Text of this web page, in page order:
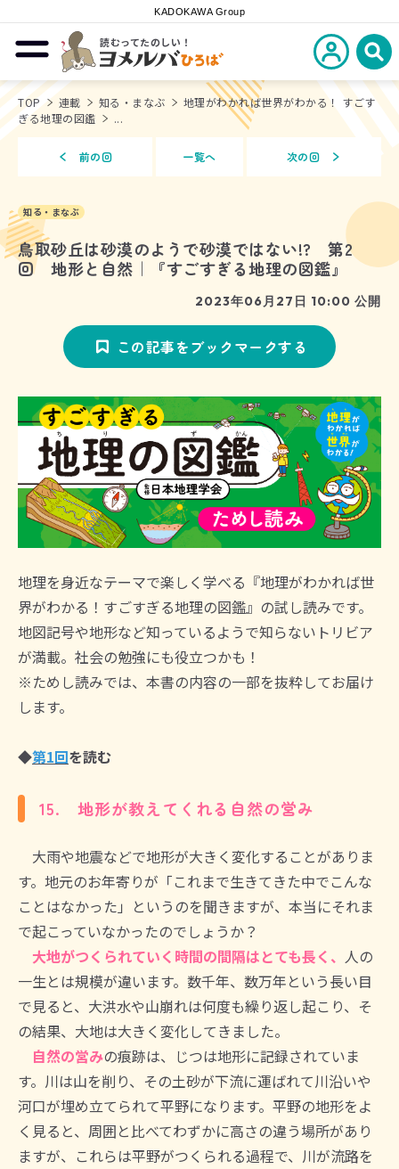
KADOKAWA Group
メニューを開閉する
読むってたのしい！
ヨメルバひろば
新規会員登
検
TOP 連載 知る・まなぶ
地理がわかれば世界がわかる！ すごす
ぎる地理の図鑑
...
前の回 一覧へ 次の回
知る・まなぶ
鳥取砂丘は砂漠のようで砂漠ではない!? 第2
回 地形と自然｜『すごすぎる地理の図鑑』
2023年06月27日 10:00 公開
この記事をブックマークする
地理を身近なテーマで楽しく学べる『地理がわかれば世
界がわかる！すごすぎる地理の図鑑』の試し読みです。
地図記号や地形など知っているようで知らないトリビア
が満載。社会の勉強にも役立つかも！
※ためし読みでは、本書の内容の一部を抜粋してお届け
します。
◆第1回を読む
15. 地形が教えてくれる自然の営み
大雨や地震などで地形が大きく変化することがありま
す。地元のお年寄りが「これまで生きてきた中でこんな
ことはなかった」というのを聞きますが、本当にそれま
で起こっていなかったのでしょうか？
大地がつくられていく時間の間隔はとても長く、 人の
一生とは規模が違います。数千年、数万年という長い目
で見ると、大洪水や山崩れは何度も繰り返し起こり、そ
の結果、大地は大きく変化してきました。
自然の営みの痕跡は、じつは地形に記録されていま
す。川は山を削り、その土砂が下流に運ばれて川沿いや
河口が埋め立てられて平野になります。平野の地形をよ
く見ると、周囲と比べてわずかに高さの違う場所があり
ますが、これらは平野がつくられる過程で、川が流路を